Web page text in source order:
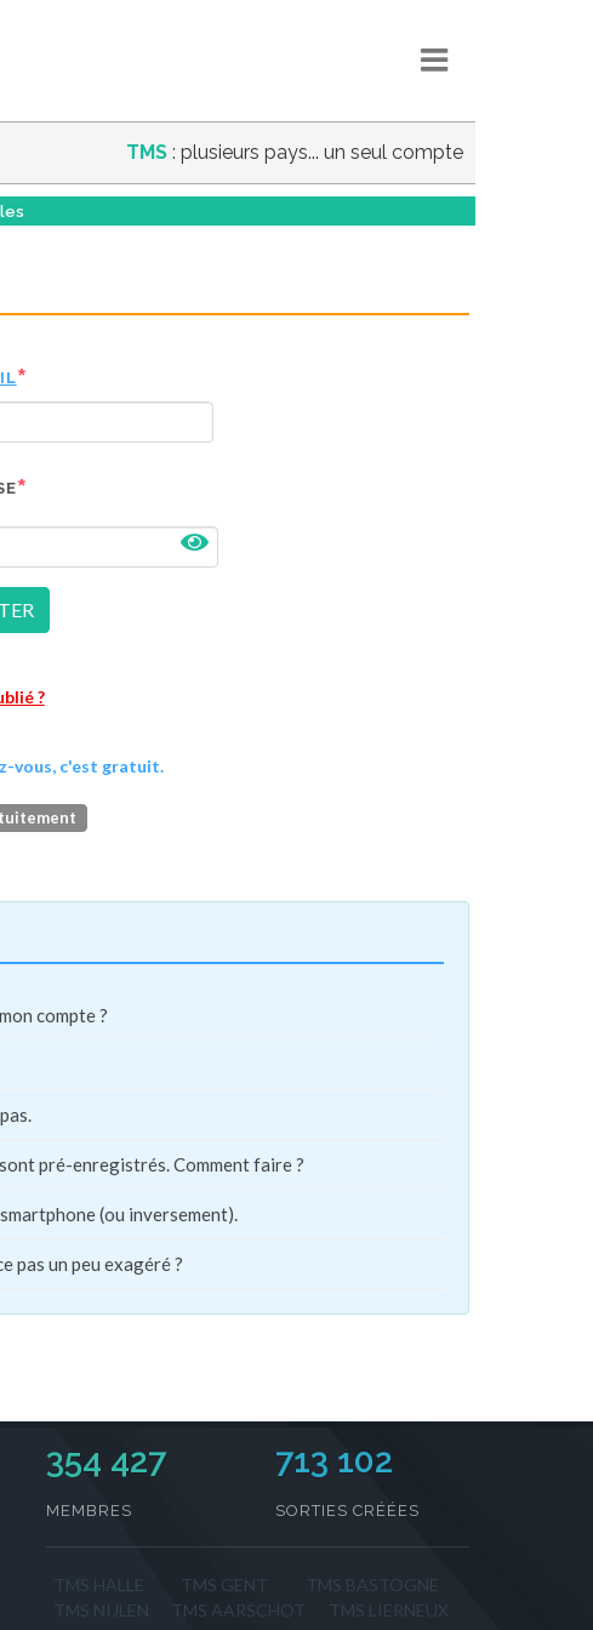
TMS : plusieurs pays... un seul compte
?
vous, c'est gratuit.
compte ?
pré-enregistrés. Comment faire ?
(ou inversement).
pas un peu exagéré ?
354 427
MEMBRES
713 102
SORTIES CRÉÉES
TMS GENT
TMS BASTOGNE
TMS AARSCHOT
TMS LIERNEUX